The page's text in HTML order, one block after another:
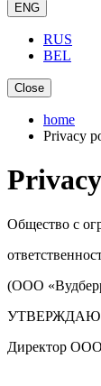
ENG
RUS
BEL
Close
home
Privacy
Общество с
(ООО
УТВЕРЖДАЮ
Директор
И.В.